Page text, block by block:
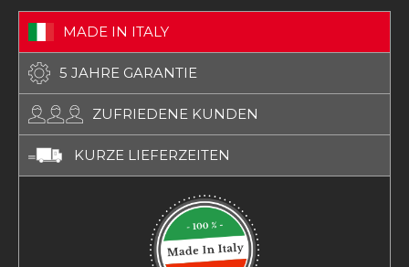
MADE IN ITALY
5 JAHRE GARANTIE
ZUFRIEDENE KUNDEN
KURZE LIEFERZEITEN